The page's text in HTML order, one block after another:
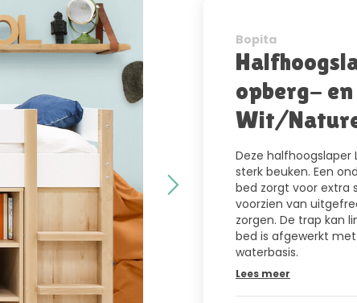
Bopita
opberg- en
Wit/
Deze halfhoogslaper
sterk beuken. Een
bed zorgt voor extra
voorzien van
zorgen. De trap kan
bed is afgewerkt
waterbasis.
Lees meer